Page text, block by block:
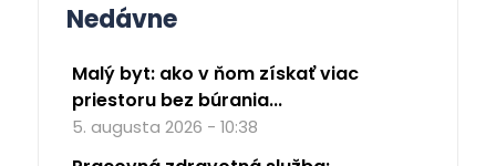
Nedávne
Malý byt: ako v ňom získať viac
priestoru bez búrania...
5. augusta 2026 - 10:38